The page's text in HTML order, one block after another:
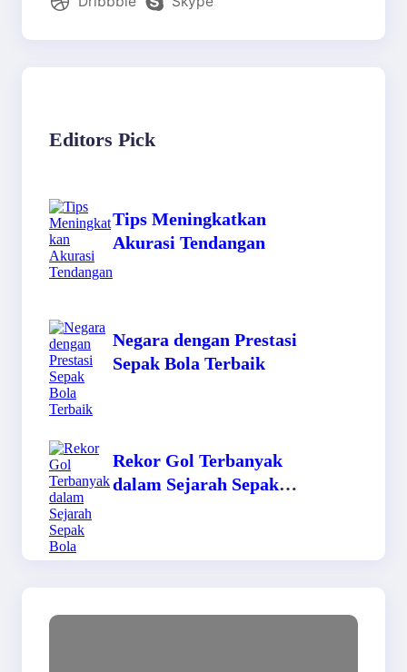
Editors Pick
Tips Meningkatkan
Akurasi Tendangan
Negara dengan Prestasi
Sepak Bola Terbaik
Rekor Gol Terbanyak
dalam Sejarah Sepak